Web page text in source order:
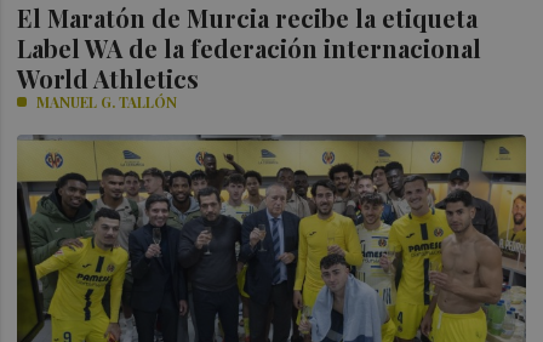
El Maratón de Murcia recibe la etiqueta
Label WA de la federación internacional
World Athletics
MANUEL G. TALLÓN